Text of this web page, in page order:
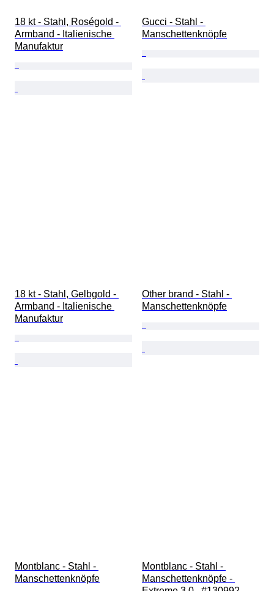
18 kt - Stahl, Roségold -
Armband - Italienische
Manufaktur
Gucci - Stahl -
Manschettenknöpfe
18 kt - Stahl, Gelbgold -
Armband - Italienische
Manufaktur
Other brand - Stahl -
Manschettenknöpfe
Montblanc - Stahl -
Manschettenknöpfe
Montblanc - Stahl -
Manschettenknöpfe -